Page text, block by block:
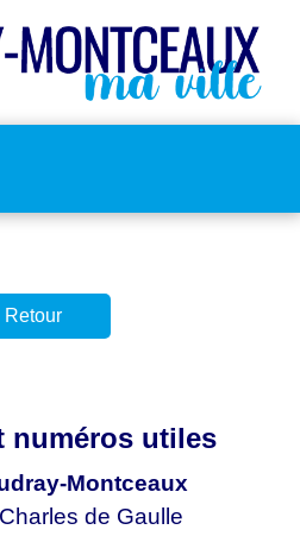
Retour
numéros utiles
Montceaux
de Gaulle